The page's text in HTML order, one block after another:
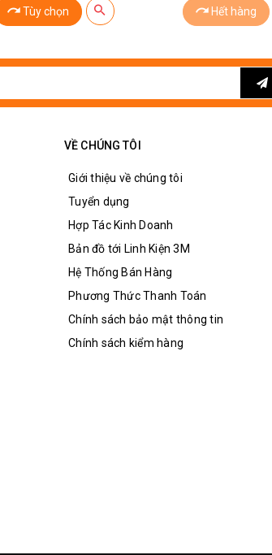
Tùy chọn Hết hàng
VỀ CHÚNG TÔI
Giới thiệu về chúng tôi
Tuyển dụng
Hợp Tác Kinh Doanh
Bản đồ tới Linh Kiện 3M
Hệ Thống Bán Hàng
Phương Thức Thanh Toán
Chính sách bảo mật thông tin
Chính sách kiểm hàng